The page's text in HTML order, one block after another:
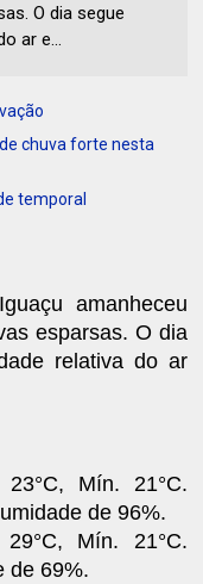
O dia segue
ar e...
chuva forte nesta
temporal
amanheceu
esparsas. O dia
relativa do ar
Mín. 21°C.
de 96%.
Mín. 21°C.
de 69%.